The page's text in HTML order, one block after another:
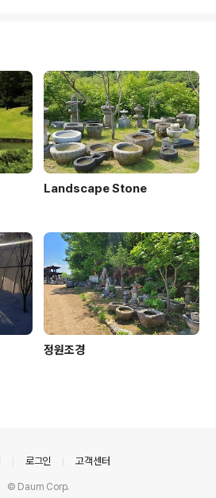
Landscape Stone
정원조경
로그인 고객센터
© Daum Corp.